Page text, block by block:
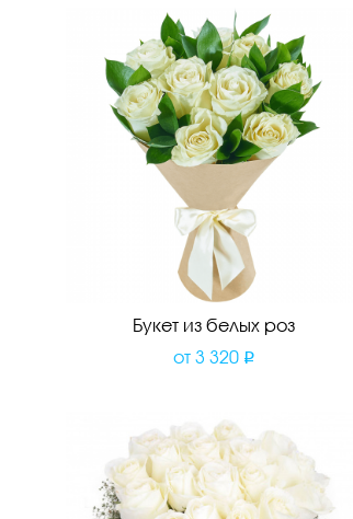
Букет из белых роз
от 3 320